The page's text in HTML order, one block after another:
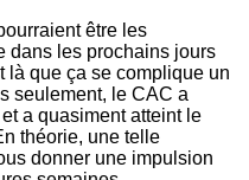
être les
dans les prochains jours
là que ça se complique un
seulement, le CAC a
a quasiment atteint le
théorie, une telle
donner une impulsion